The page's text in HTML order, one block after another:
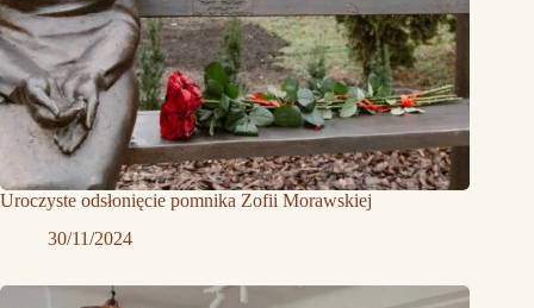
Uroczyste odsłonięcie pomnika Zofii Morawskiej
30/11/2024